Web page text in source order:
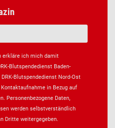
erkläre ich mich damit
Blutspendedienst Baden-
Blutspendedienst Nord-Ost
in Bezug auf
Personenbezogene Daten,
werden selbstverständlich
Dritte weitergegeben.